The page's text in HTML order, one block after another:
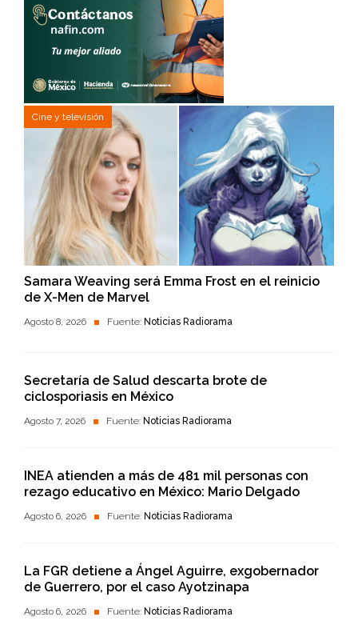
Cine y televisión
Samara Weaving será Emma Frost en el reinicio
de X-Men de Marvel
Agosto 8, 2026 Fuente: Noticias Radiorama
Secretaría de Salud descarta brote de
ciclosporiasis en México
Agosto 7, 2026 Fuente: Noticias Radiorama
INEA atienden a más de 481 mil personas con
rezago educativo en México: Mario Delgado
Agosto 6, 2026 Fuente: Noticias Radiorama
La FGR detiene a Ángel Aguirre, exgobernador
de Guerrero, por el caso Ayotzinapa
Agosto 6, 2026 Fuente: Noticias Radiorama